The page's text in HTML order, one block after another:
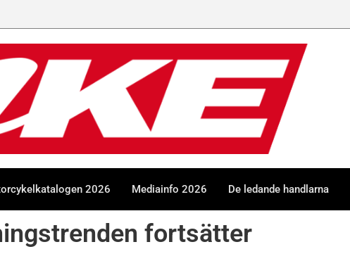
2026 Mediainfo 2026 De ledande handlarna
fortsätter